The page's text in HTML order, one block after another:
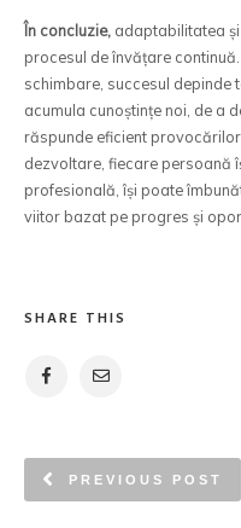
În concluzie, adaptabilitatea
procesul de învățare
schimbare, succesul depinde
acumula cunoștințe noi, de a
răspunde eficient
dezvoltare, fiecare persoană
profesională, își poate
viitor bazat pe progres și
SHARE THIS
PREVIOUS POST